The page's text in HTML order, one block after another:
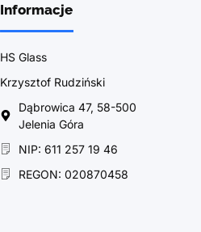
Informacje
HS Glass
Krzysztof Rudziński
Dąbrowica 47, 58-500
Jelenia Góra
NIP: 611 257 19 46
REGON: 020870458